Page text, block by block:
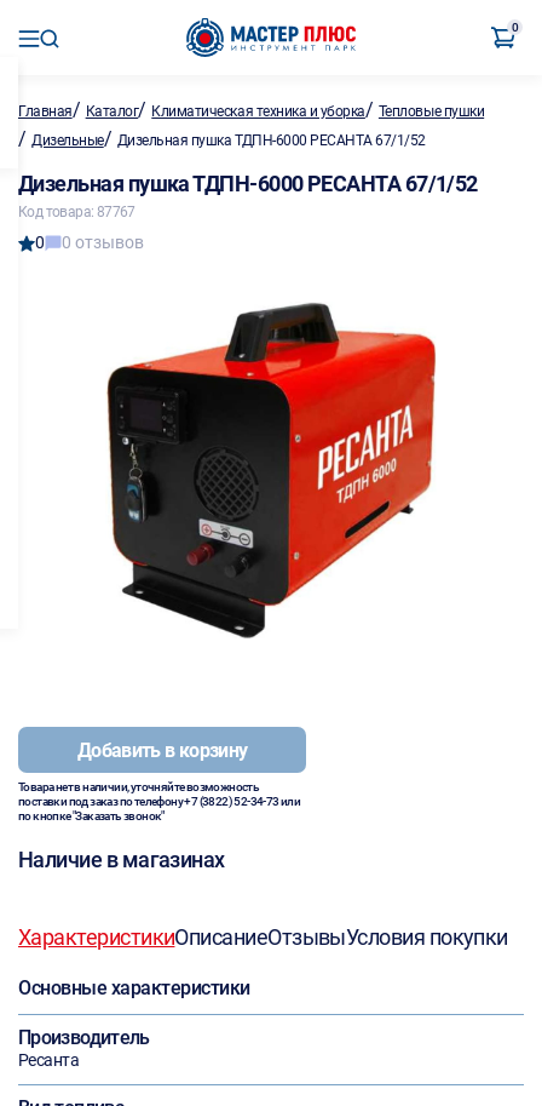
0
Главная/ Каталог/ Климатическая техника и уборка/ Тепловые пушки
/ Дизельные/ Дизельная пушка ТДПН-6000 РЕСАНТА 67/1/52
Дизельная пушка ТДПН-6000 РЕСАНТА 67/1/52
Код товара: 87767
0 0 отзывов
Добавить в корзину
Товара нет в наличии, уточняйте возможность
поставки под заказ по телефону+7 (3822) 52-34-73или
по кнопке "Заказать звонок"
Наличие в магазинах
ХарактеристикиОписаниеОтзывыУсловия покупки
Основные характеристики
Производитель
Ресанта